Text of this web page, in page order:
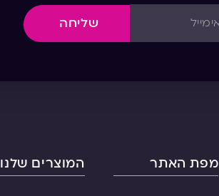
שליחה
מפת האתר המוצרים שלנו